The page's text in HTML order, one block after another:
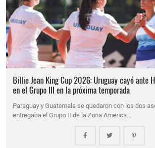
Billie Jean King Cup 2026: Uruguay cayó ante
en el Grupo III en la próxima temporada
Paraguay y Guatemala se quedaron con los dos
entregaba el Grupo II de la Zona America…